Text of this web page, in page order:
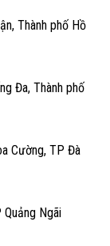
Thành phố Hồ
Đa, Thành phố
Cường, TP Đà
Ngãi